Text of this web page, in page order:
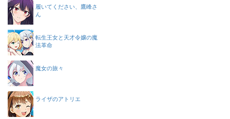
履いてください、鷹峰さ
ん
転生王女と天才令嬢の魔
法革命
魔女の旅々
ライザのアトリエ